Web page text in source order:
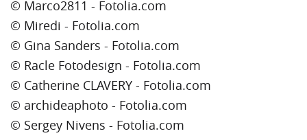
© Marco2811 - Fotolia.com
© Miredi - Fotolia.com
© Gina Sanders - Fotolia.com
© Racle Fotodesign - Fotolia.com
© Catherine CLAVERY - Fotolia.com
© archideaphoto - Fotolia.com
© Sergey Nivens - Fotolia.com